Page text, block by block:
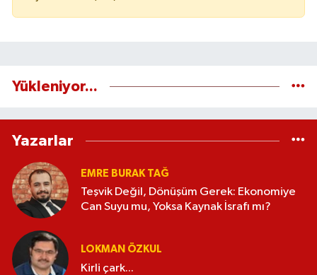
Yükleniyor...
Yazarlar
EMRE BURAK TAĞ
Teşvik Değil, Dönüşüm Gerek: Ekonomiye
Can Suyu mu, Yoksa Kaynak İsrafı mı?
LOKMAN ÖZKUL
Kirli çark...